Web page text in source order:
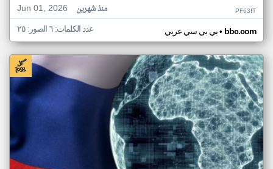
Jun 01, 2026
منذ شهرين PF63IT
بي بي سي عربي• bbc.com عدد الكلمات: ٦ الصور: ٢٥